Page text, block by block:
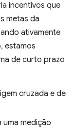
incentivos que
metas da
ativamente
estamos
de curto prazo
cruzada e de
uma medição